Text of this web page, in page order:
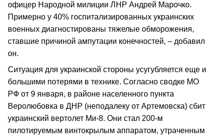
офицер Народной милиции ЛНР Андрей Марочко.
Примерно у 40% госпитализированных украинских
военных диагностированы тяжелые обморожения,
ставшие причиной ампутации конечностей, – добавил
он.
Ситуация для украинской стороны усугубляется еще и
большими потерями в технике. Согласно сводке МО
РФ от 9 января, в районе населенного пункта
Веролюбовка в ДНР (неподалеку от Артемовска) сбит
украинский вертолет Ми-8. Они стал 200-м
пилотируемым винтокрылым аппаратом, утраченным